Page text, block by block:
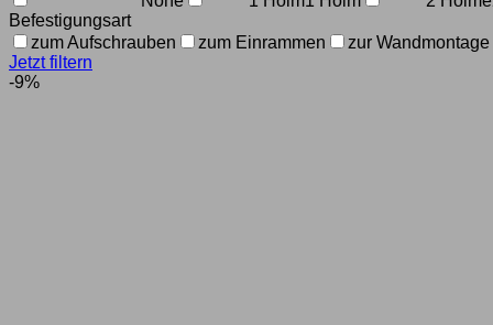
Befestigungsart
zum Aufschrauben
zum Einrammen
zur Wandmontage
Jetzt filtern
-9%